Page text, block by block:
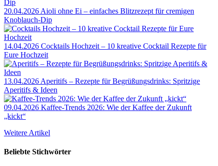
20.04.2026 Aioli ohne Ei – einfaches Blitzrezept für cremigen
Knoblauch-Dip
14.04.2026 Cocktails Hochzeit – 10 kreative Cocktail Rezepte für
Eure Hochzeit
13.04.2026 Aperitifs – Rezepte für Begrüßungsdrinks: Spritzige
Aperitifs & Ideen
09.04.2026 Kaffee-Trends 2026: Wie der Kaffee der Zukunft
„kickt“
Weitere Artikel
Beliebte Stichwörter